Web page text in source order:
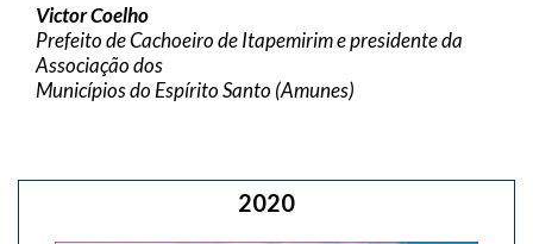
Victor Coelho
Prefeito de Cachoeiro de Itapemirim e presidente da
Associação dos
Municípios do Espírito Santo (Amunes)
2020